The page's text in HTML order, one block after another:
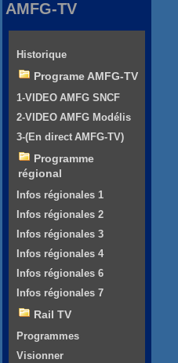
AMFG-TV
Historique
Programe AMFG-TV
1-VIDEO AMFG SNCF
2-VIDEO AMFG Modélis
3-(En direct AMFG-TV)
Programme
régional
Infos régionales 1
Infos régionales 2
Infos régionales 3
Infos régionales 4
Infos régionales 6
Infos régionales 7
Rail TV
Programmes
Visionner